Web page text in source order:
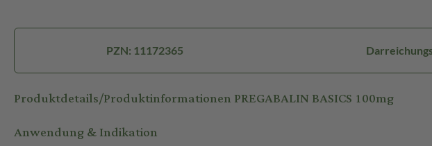
PZN: 11172365
Produktdetails/Produktinformationen PREGABALIN BASICS 100mg
Anwendung & Indikation